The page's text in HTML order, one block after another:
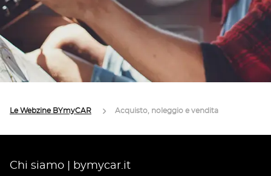
Le Webzine BYmyCAR Acquisto, noleggio e vendita
Chi siamo | bymycar.it